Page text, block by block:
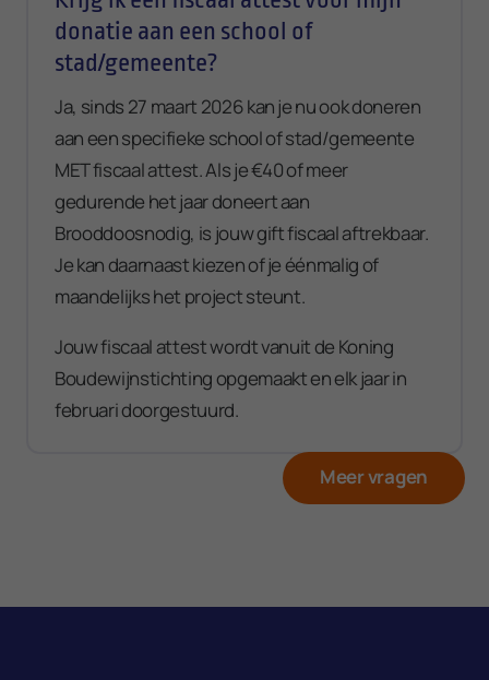
donatie aan een school of
stad/gemeente?
Ja, sinds 27 maart 2026 kan je nu ook doneren
aan een specifieke school of stad/gemeente
MET fiscaal attest. Als je €40 of meer
gedurende het jaar doneert aan
Brooddoosnodig, is jouw gift fiscaal aftrekbaar.
Je kan daarnaast kiezen of je éénmalig of
maandelijks het project steunt.
Jouw fiscaal attest wordt vanuit de Koning
Boudewijnstichting opgemaakt en elk jaar in
februari doorgestuurd.
Meer vragen